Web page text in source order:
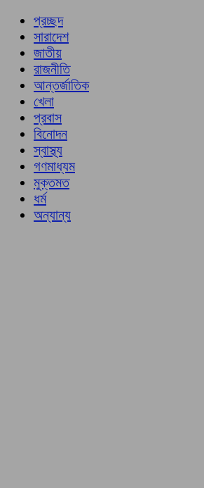
প্রচ্ছদ
সারাদেশ
জাতীয়
রাজনীতি
আন্তর্জাতিক
খেলা
প্রবাস
বিনোদন
স্বাস্থ্য
গণমাধ্যম
মুক্তমত
ধর্ম
অন্যান্য